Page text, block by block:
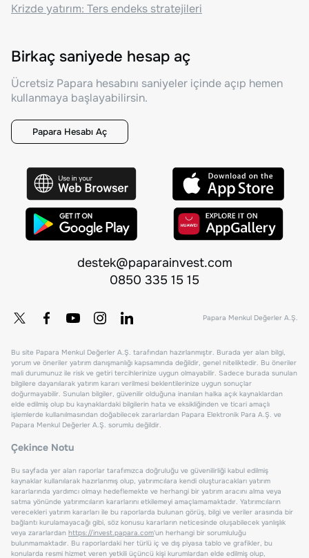
Krizde yatırım: Ters endeks stratejileri
Birkaç saniyede hesap aç
Ücretsiz Papara hesabını saniyeler içinde açıp hemen
kullanmaya başlayabilirsin.
Papara Hesabı Aç
destek@paparainvest.com
0850 335 15 15
Papara Menkul Değerler A.Ş.
Bu site Papara Menkul Değerler A.Ş. tarafından hazırlanmıştır. Burada yer alan bilgi,
yorum ve öneriler yatırım danışmanlığı kapsamında değildir, genel niteliktedir. Bu öneriler
mali durumunuz ile risk ve getiri tercihlerinize uygun olmayabilir. Sadece burada sunulan
bilgilere dayanılarak yatırım kararı verilmesi beklentilerinize uygun sonuçlar
doğurmayabilir. Sunulan bilgiler, güvenilir olduğuna inanılan halka açık kaynaklardan
elde edilmiş olup bu kaynaklardaki bilgilerin hata ve eksikliğinden ve ticari amaçlı
işlemlerde kullanılmasından doğabilecek zararlardan Papara Elektronik Para A.Ş. ve
Papara Menkul Değerler A.Ş. sorumlu değildir.
Çekince Notu
Bu sayfada yer alan raporlar tarafımızca doğruluğu ve güvenilirliği kabul edilmiş
kaynaklar kullanılarak hazırlanmış olup, yatırımcılara kendi oluşturacakları yatırım
kararlarında yardımcı olmayı hedeflemekte ve herhangi bir yatırım aracını alma veya
satma yönünde yatırımcıların kararlarını etkilemeyi amaçlamamaktadır. Yatırımcıların
verecekleri yatırım kararları ile bu raporlarda bulunan görüş, bilgi ve veriler arasında bir
bağlantı kurulamayacağı gibi, söz konusu kararların neticesinde oluşabilecek yanlışlık
veya zararlardan https://invest.papara.com'un herhangi bir sorumluluğu
bulunmamaktadır. Bu raporlardaki her türlü iç ve dış piyasa tablo ve grafikler, bu
konularda resmi hizmet veren yetkili üçüncü kişi kurumlardan elde edilmiş olup,